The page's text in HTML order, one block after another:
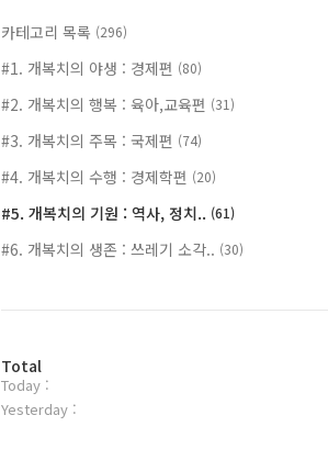
카테고리 목록 (296)
#1. 개복치의 야생 : 경제편 (80)
#2. 개복치의 행복 : 육아,교육편 (31)
#3. 개복치의 주목 : 국제편 (74)
#4. 개복치의 수행 : 경제학편 (20)
#5. 개복치의 기원 : 역사, 정치.. (61)
#6. 개복치의 생존 : 쓰레기 소각.. (30)
방
문
자
Total
Today :
Yesterday :